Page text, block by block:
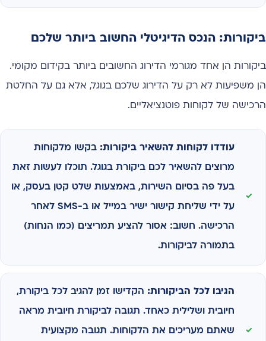
ביקורות: הנכס הדיגיטלי החשוב ביותר שלכם
ביקורות הן אחד מגורמי הדירוג החשובים ביותר בקידום מקומי.
הן משפיעות לא רק על הדירוג שלכם בגוגל, אלא גם על החלטת
הרכישה של לקוחות פוטנציאליים.
עודדו לקוחות להשאיר ביקורות: בקשו מלקוחות
מרוצים להשאיר לכם ביקורת בגוגל. תוכלו לעשות זאת
בעל פה בסיום השירות, באמצעות שלט קטן בעסק, או
על ידי שליחת קישור ישיר במייל או ב-SMS לאחר
הרכישה. חשוב: אסור להציע תמריצים (כמו הנחות)
בתמורה לביקורות.
הגיבו לכל הביקורות: הקדישו זמן להגיב לכל ביקורת,
חיובית ושלילית כאחד. תגובה לביקורת חיובית מראה
שאתם מעריכים את הלקוחות. תגובה מקצועית